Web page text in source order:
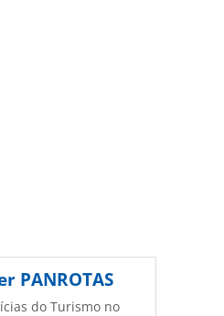
PANROTAS
do Turismo no